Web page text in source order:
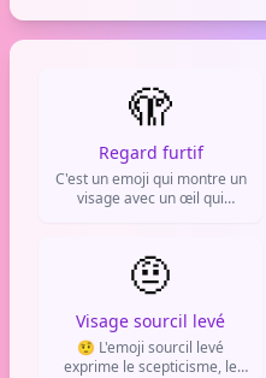
🫣
Regard furtif
C'est un emoji qui montre un
visage avec un œil qui
timidité ou le fait d'observer
en secret.
🤨
Visage sourcil levé
🤨 L'emoji sourcil levé
exprime le scepticisme, le